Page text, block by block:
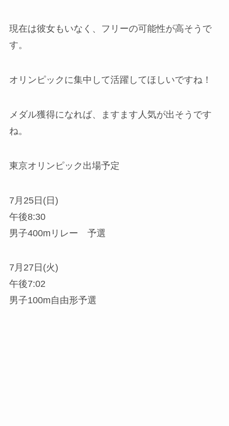
現在は彼女もいなく、フリーの可能性が高そうで
す。
オリンピックに集中して活躍してほしいですね！
メダル獲得になれば、ますます人気が出そうです
ね。
東京オリンピック出場予定
7月25日(日)
午後8:30
男子400mリレー 予選
7月27日(火)
午後7:02
男子100m自由形予選